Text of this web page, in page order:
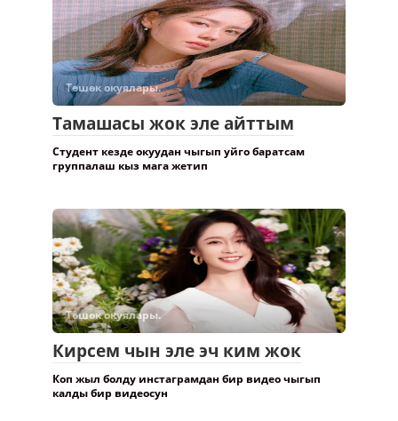
Төшөк окуялары.
Тамашасы жок эле айттым
Студент кезде окуудан чыгып уйго баратсам
группалаш кыз мага жетип
Төшөк окуялары.
Кирсем чын эле эч ким жок
Коп жыл болду инстаграмдан бир видео чыгып
калды бир видеосун